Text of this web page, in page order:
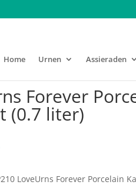
Home Urnen Assieraden
Forever
(0.7 liter)
LoveUrns Forever Porcelain